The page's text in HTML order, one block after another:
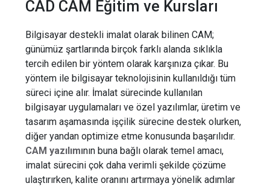
CAD CAM Eğitim ve Kursları
Bilgisayar destekli imalat olarak bilinen CAM;
günümüz şartlarında birçok farklı alanda sıklıkla
tercih edilen bir yöntem olarak karşınıza çıkar. Bu
yöntem ile bilgisayar teknolojisinin kullanıldığı tüm
süreci içine alır. İmalat sürecinde kullanılan
bilgisayar uygulamaları ve özel yazılımlar, üretim ve
tasarım aşamasında işçilik sürecine destek olurken,
diğer yandan optimize etme konusunda başarılıdır.
CAM yazılımının buna bağlı olarak temel amacı,
imalat sürecini çok daha verimli şekilde çözüme
ulaştırırken, kalite oranını artırmaya yönelik adımlar